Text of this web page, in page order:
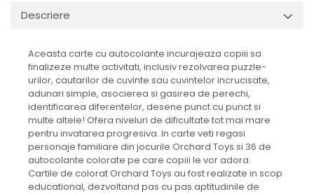
Descriere
Aceasta carte cu autocolante incurajeaza copiii sa
finalizeze multe activitati, inclusiv rezolvarea puzzle-
urilor, cautarilor de cuvinte sau cuvintelor incrucisate,
adunari simple, asocierea si gasirea de perechi,
identificarea diferentelor, desene punct cu punct si
multe altele! Ofera niveluri de dificultate tot mai mare
pentru invatarea progresiva. In carte veti regasi
personaje familiare din jocurile Orchard Toys si 36 de
autocolante colorate pe care copiii le vor adora.
Cartile de colorat Orchard Toys au fost realizate in scop
educational, dezvoltand pas cu pas aptitudinile de